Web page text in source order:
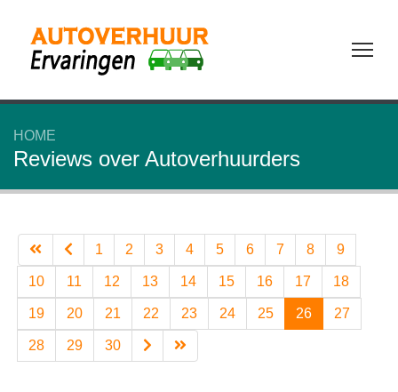
HOME
Reviews over Autoverhuurders
1 2 3 4 5 6 7 8 9
10 11 12 13 14 15 16 17 18
19 20 21 22 23 24 25 26 27
28 29 30